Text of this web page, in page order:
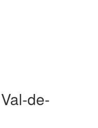
de-